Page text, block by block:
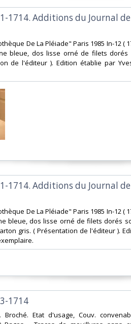
1714. Additions du Journal
De La Pléiade" Paris 1985 In-12 (
bleue, dos lisse orné de filets
de l'éditeur ). Edition établie par Yves
1714. Additions du Journal
De La Pléiade" Paris 1985 In-12 (
bleue, dos lisse orné de filets dorés
gris. ( Présentation de l'éditeur ).
1714‎
Broché. Etat d'usage, Couv.